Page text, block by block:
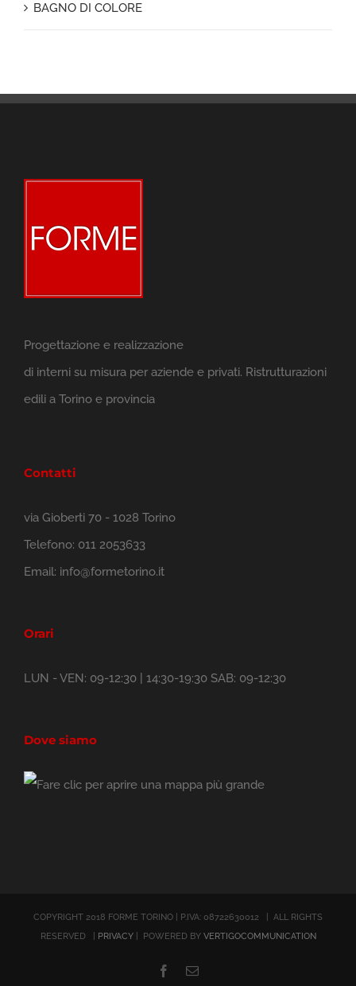
BAGNO DI COLORE
Progettazione e realizzazione
di interni su misura per aziende e privati. Ristrutturazioni
edili a Torino e provincia
Contatti
via Gioberti 70 - 1028 Torino
Telefono: 011 2053633
Email: info@formetorino.it
Orari
LUN - VEN: 09-12:30 | 14:30-19:30 SAB: 09-12:30
Dove siamo
COPYRIGHT 2018 FORME TORINO | P.IVA: 08722630012 | ALL RIGHTS
RESERVED |
PRIVACY| POWERED BY VERTIGOCOMMUNICATION
Facebook
Email